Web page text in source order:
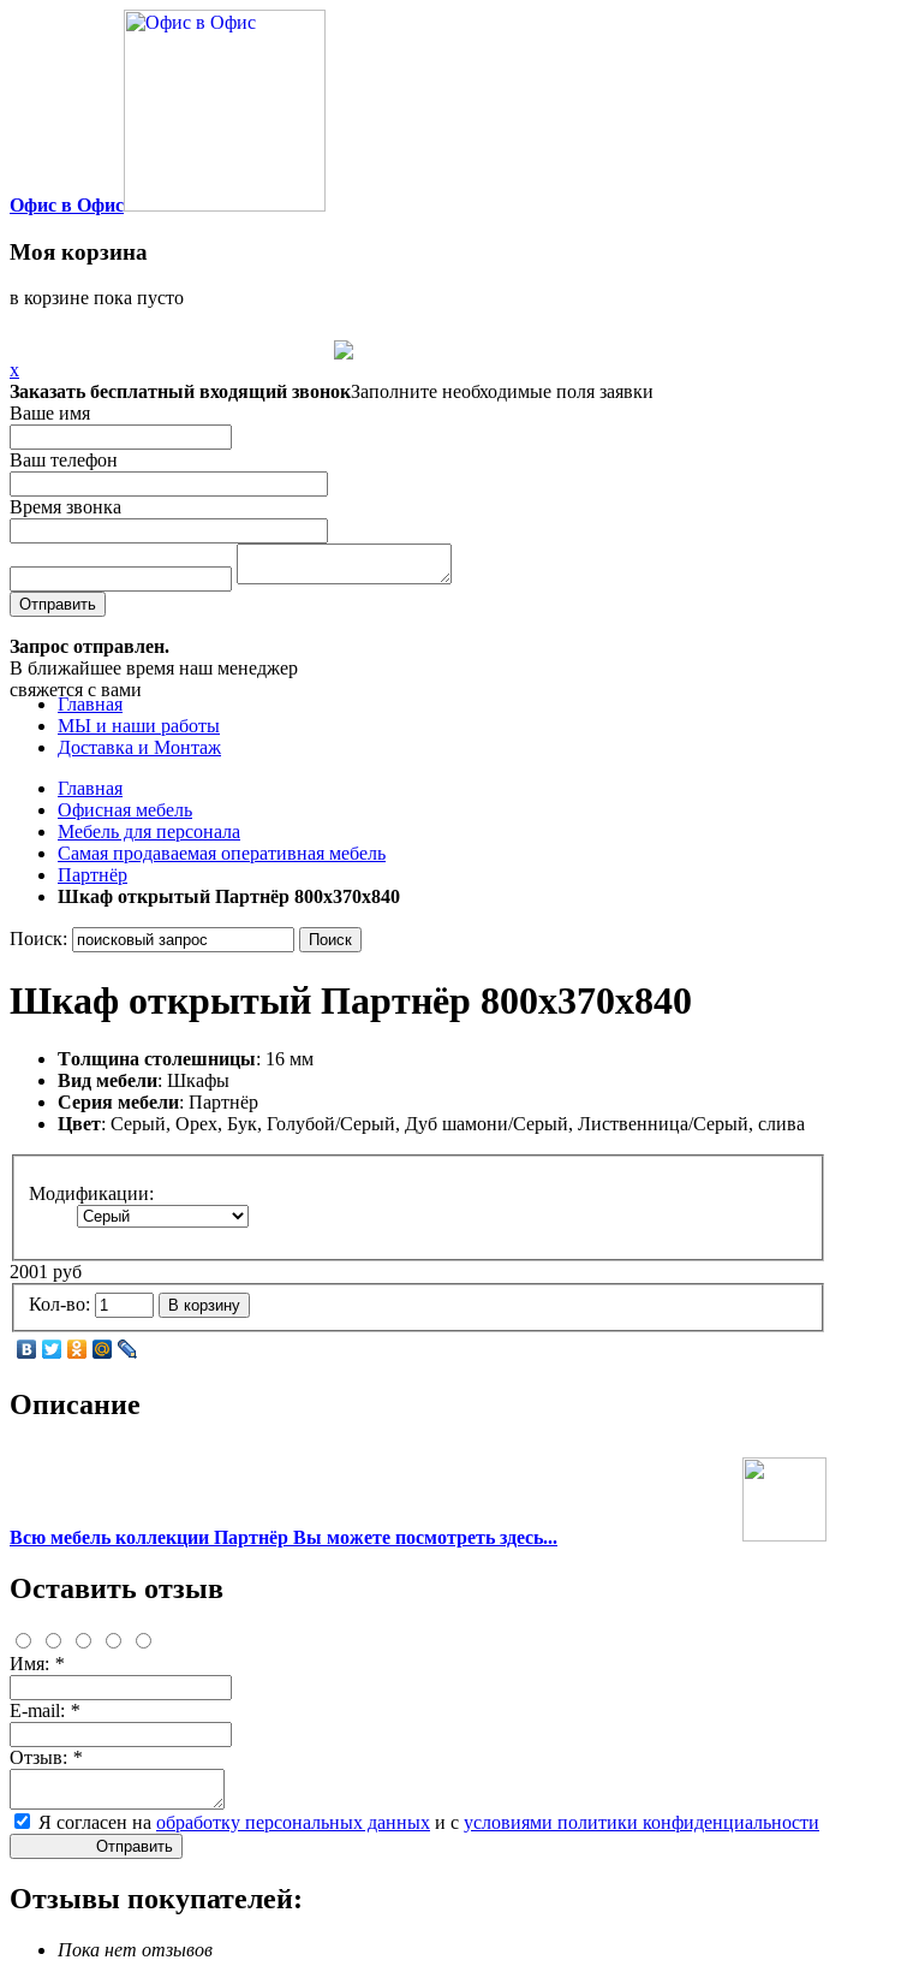
Офис в Офис
Моя корзина
в корзине пока пусто
x
Заказать бесплатный входящий звонокЗаполните необходимые поля заявки
Ваше имя
Ваш телефон
Время звонка
Отправить
Запрос отправлен.
В ближайшее время наш менеджер
свяжется с вами
Главная
МЫ и наши работы
Доставка и Монтаж
Главная
Офисная мебель
Мебель для персонала
Самая продаваемая оперативная мебель
Партнёр
Шкаф открытый Партнёр 800х370х840
Поиск: Поиск
Шкаф открытый Партнёр 800х370х840
Tолщина столешницы: 16 мм
Вид мебели: Шкафы
Серия мебели: Партнёр
Цвет: Серый, Орех, Бук, Голубой/Серый, Дуб шамони/Серый, Лиственница/Серый, слива
Модификации:
2001 руб
Кол-во:
В корзину
Описание
Всю мебель коллекции Партнёр Вы можете посмотреть здесь...
Оставить отзыв
Имя: *
E-mail: *
Отзыв: *
Я согласен на обработку персональных данных и с условиями политики конфиденциальности
Отправить
Отзывы покупателей:
Пока нет отзывов